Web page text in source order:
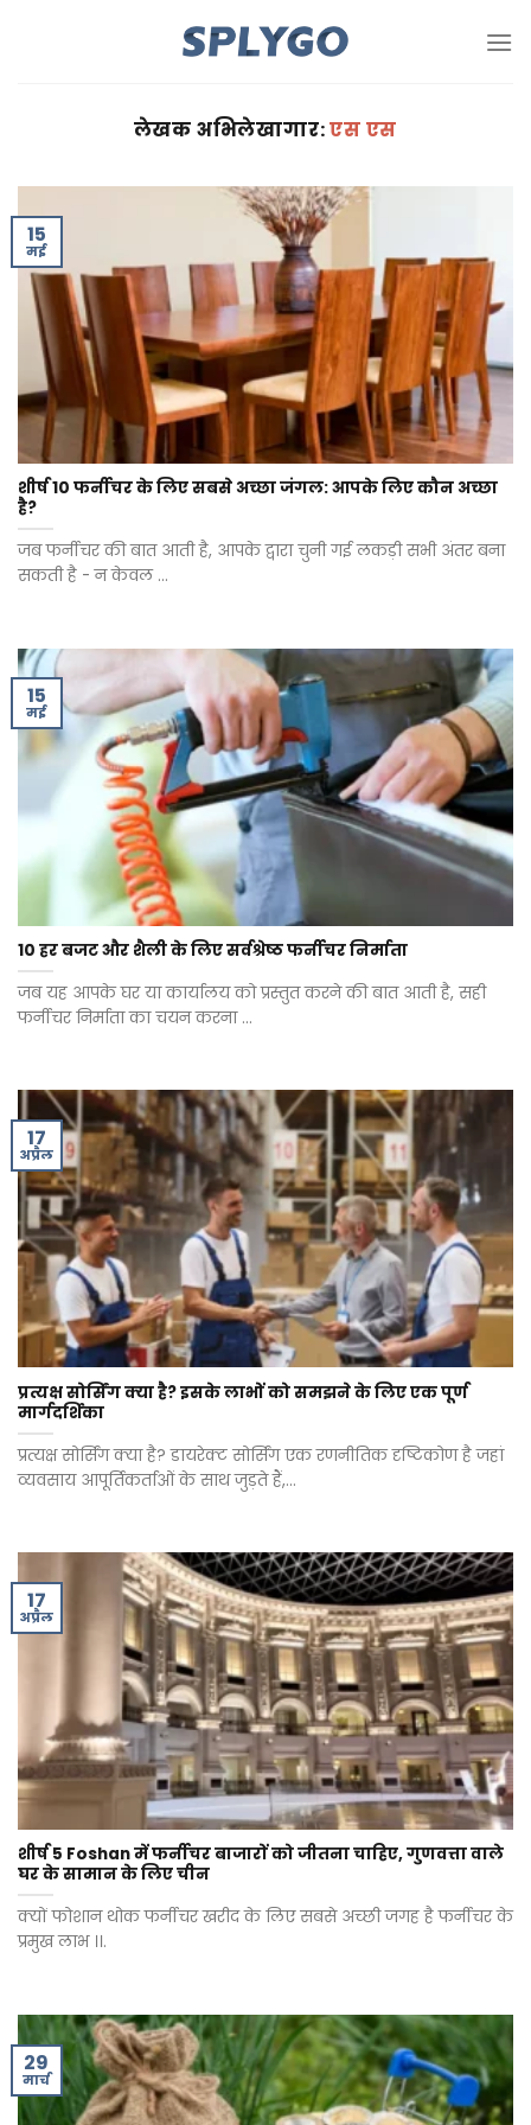
लेखक अभिलेखागार:एस एस
शीर्ष 10 फर्नीचर के लिए सबसे अच्छा जंगल: आपके लिए कौन अच्छा
है?
जब फर्नीचर की बात आती है, आपके द्वारा चुनी गई लकड़ी सभी अंतर बना
सकती है - न केवल ...
15
मई
10 हर बजट और शैली के लिए सर्वश्रेष्ठ फर्नीचर निर्माता
जब यह आपके घर या कार्यालय को प्रस्तुत करने की बात आती है, सही
फर्नीचर निर्माता का चयन करना ...
15
मई
प्रत्यक्ष सोर्सिंग क्या है? इसके लाभों को समझने के लिए एक पूर्ण
मार्गदर्शिका
प्रत्यक्ष सोर्सिंग क्या है? डायरेक्ट सोर्सिंग एक रणनीतिक दृष्टिकोण है जहां
व्यवसाय आपूर्तिकर्ताओं के साथ जुड़ते हैं,...
17
अप्रैल
शीर्ष 5 Foshan में फर्नीचर बाजारों को जीतना चाहिए, गुणवत्ता वाले
घर के सामान के लिए चीन
क्यों फोशान थोक फर्नीचर खरीद के लिए सबसे अच्छी जगह है फर्नीचर के
प्रमुख लाभ ।।.
17
अप्रैल
29
मार्च